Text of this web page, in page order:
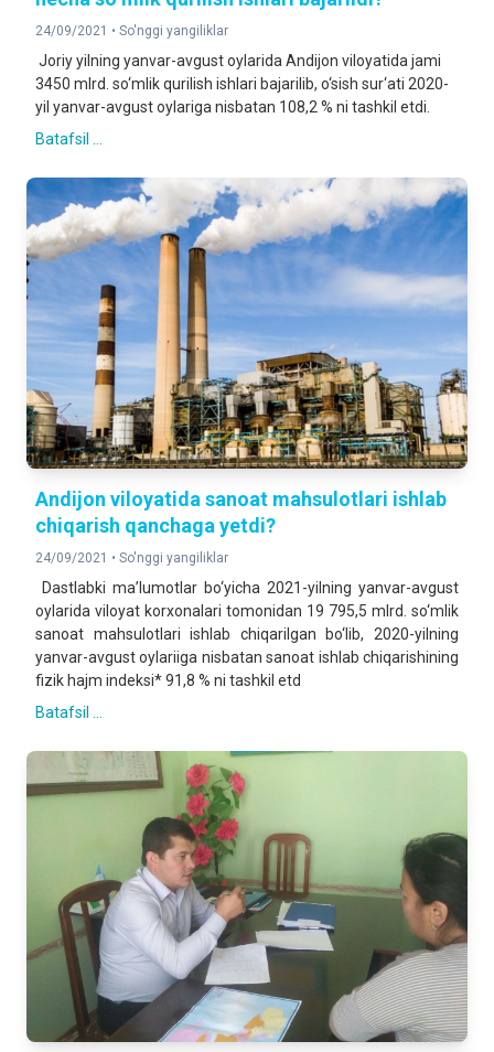
24/09/2021 • So'nggi yangiliklar
Joriy yilning yanvar-avgust oylarida Andijon viloyatida jami
3450 mlrd. so‘mlik qurilish ishlari bajarilib, o‘sish sur‘ati 2020-
yil yanvar-avgust oylariga nisbatan 108,2 % ni tashkil etdi.
Batafsil ...
Andijon viloyatida sanoat mahsulotlari ishlab
chiqarish qanchaga yetdi?
24/09/2021 • So'nggi yangiliklar
Dastlabki ma’lumotlar bo‘yicha 2021-yilning yanvar-avgust
oylarida viloyat korxonalari tomonidan 19 795,5 mlrd. so‘mlik
sanoat mahsulotlari ishlab chiqarilgan bo‘lib, 2020-yilning
yanvar-avgust oylariiga nisbatan sanoat ishlab chiqarishining
fizik hajm indeksi* 91,8 % ni tashkil etd
Batafsil ...